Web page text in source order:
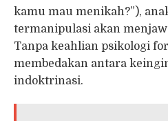
kamu mau menikah?”),
termanipulasi akan
Tanpa keahlian psikologi
membedakan antara
indoktrinasi.